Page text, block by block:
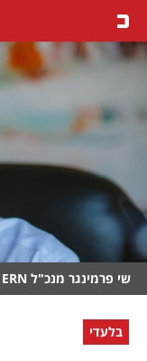
שי פרמינגר מנכ"ל ERN
בלעדי